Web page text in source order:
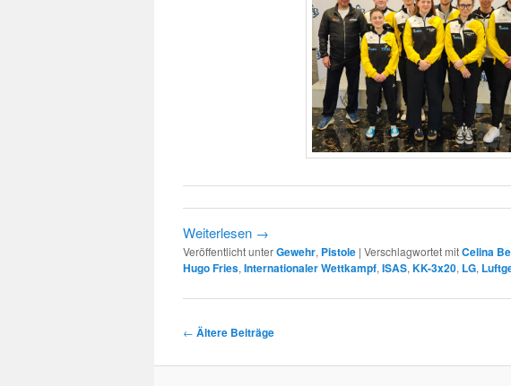
Weiterlesen →
Veröffentlicht unterGewehr, Pistole | Verschlagwortet mitCelina
Hugo Fries, Internationaler Wettkampf, ISAS, KK-3x20, LG,
Beitragsnavigation
← Ältere Beiträge